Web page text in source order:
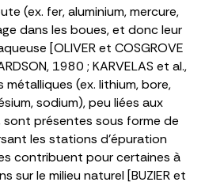
(ex. fer, aluminium, mercure,
dans les boues, et donc leur
[OLIVER et COSGROVE
1980 ; KARVELAS et al.,
métalliques (ex. lithium, bore,
sodium), peu liées aux
sont présentes sous forme de
les stations d’épuration
contribuent pour certaines à
sur le milieu naturel [BUZIER et